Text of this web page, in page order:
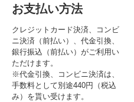
お支払い方法
クレジットカード決済、コンビ
ニ決済（前払い）、代金引換、
銀行振込（前払い）がご利用い
ただけます。
※代金引換、コンビニ決済は、
手数料として別途440円（税込
み）を貰い受けます。